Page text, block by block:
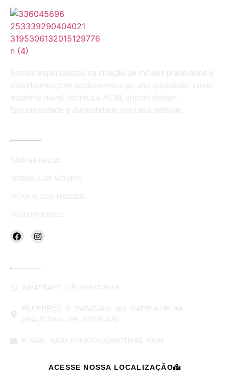
Somos especialistas na criação de móveis planejados e
motorhomes com acabamentos de alta qualidade, como
maderite naval, fórmica e ACM, unindo design,
funcionalidade e durabilidade em cada detalhe.
PÁGINA INICIAL
SOBRE A SR MÓVEIS.
MÓVEIS SOB MEDIDA.
MOTORHOMES.
WHATSAPP: (45) 99937-9165
ENDEREÇO: R. PAPAGAIO, 468, CAPELA VELHA,
ARAUCÁRIA - PR, 83706-420
E-MAIL: SADILESKE2010@HOTMAIL.COM
ACESSE NOSSA LOCALIZAÇÃO